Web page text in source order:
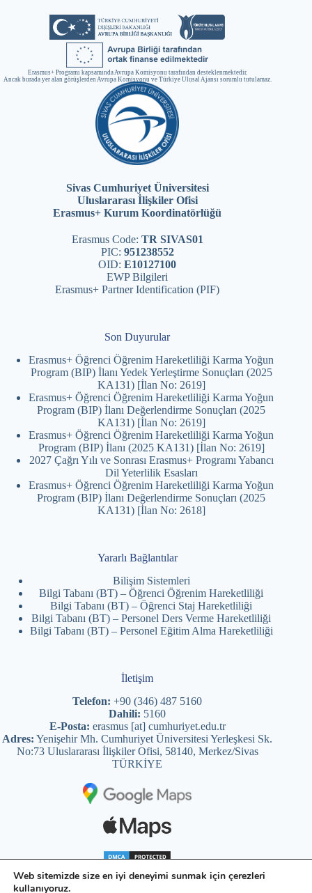
Erasmus+ Programı kapsamında Avrupa Komisyonu tarafından desteklenmektedir.
Ancak burada yer alan görüşlerden Avrupa Komisyonu ve Türkiye Ulusal Ajansı sorumlu tutulamaz.
Sivas Cumhuriyet Üniversitesi
Uluslararası İlişkiler Ofisi
Erasmus+ Kurum Koordinatörlüğü
Erasmus Code: TR SIVAS01
PIC: 951238552
OID:E10127100
EWP Bilgileri
Erasmus+ Partner Identification (PIF)
Son Duyurular
Erasmus+ Öğrenci Öğrenim Hareketliliği Karma Yoğun
Program (BIP) İlanı Yedek Yerleştirme Sonuçları (2025
KA131) [İlan No: 2619]
Erasmus+ Öğrenci Öğrenim Hareketliliği Karma Yoğun
Program (BIP) İlanı Değerlendirme Sonuçları (2025
KA131) [İlan No: 2619]
Erasmus+ Öğrenci Öğrenim Hareketliliği Karma Yoğun
Program (BIP) İlanı (2025 KA131) [İlan No: 2619]
2027 Çağrı Yılı ve Sonrası Erasmus+ Programı Yabancı
Dil Yeterlilik Esasları
Erasmus+ Öğrenci Öğrenim Hareketliliği Karma Yoğun
Program (BIP) İlanı Değerlendirme Sonuçları (2025
KA131) [İlan No: 2618]
Yararlı Bağlantılar
Bilişim Sistemleri
Bilgi Tabanı (BT) – Öğrenci Öğrenim Hareketliliği
Bilgi Tabanı (BT) – Öğrenci Staj Hareketliliği
Bilgi Tabanı (BT) – Personel Ders Verme Hareketliliği
Bilgi Tabanı (BT) – Personel Eğitim Alma Hareketliliği
İletişim
Telefon: +90 (346) 487 5160
Dahili: 5160
E-Posta: erasmus [at] cumhuriyet.edu.tr
Adres: Yenişehir Mh. Cumhuriyet Üniversitesi Yerleşkesi Sk.
No:73 Uluslararası İlişkiler Ofisi, 58140, Merkez/Sivas
TÜRKİYE
Telif Hakkı © 2025 – SCÜ Uluslararası İlişkiler Ofisi. Her
hakkı saklıdır.
Web sitemizde size en iyi deneyimi sunmak için çerezleri
kullanıyoruz.